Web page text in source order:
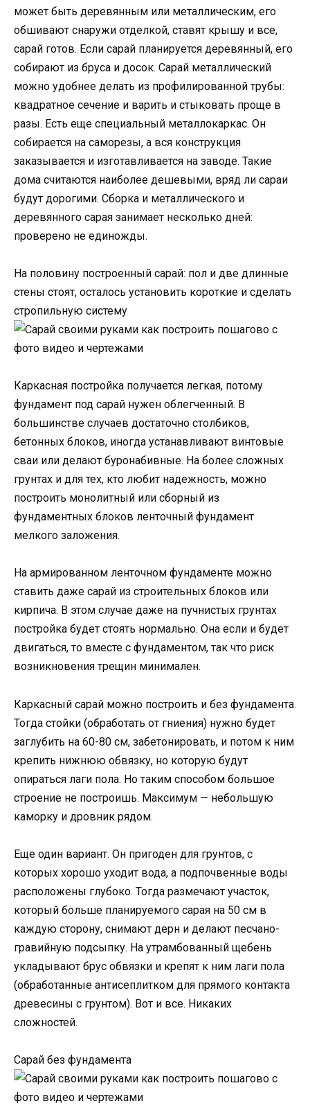
может быть деревянным или металлическим, его
обшивают снаружи отделкой, ставят крышу и все,
сарай готов. Если сарай планируется деревянный, его
собирают из бруса и досок. Сарай металлический
можно удобнее делать из профилированной трубы:
квадратное сечение и варить и стыковать проще в
разы. Есть еще специальный металлокаркас. Он
собирается на саморезы, а вся конструкция
заказывается и изготавливается на заводе. Такие
дома считаются наиболее дешевыми, вряд ли сараи
будут дорогими. Сборка и металлического и
деревянного сарая занимает несколько дней:
проверено не единожды.
На половину построенный сарай: пол и две длинные
стены стоят, осталось установить короткие и сделать
стропильную систему
Каркасная постройка получается легкая, потому
фундамент под сарай нужен облегченный. В
большинстве случаев достаточно столбиков,
бетонных блоков, иногда устанавливают винтовые
сваи или делают буронабивные. На более сложных
грунтах и для тех, кто любит надежность, можно
построить монолитный или сборный из
фундаментных блоков ленточный фундамент
мелкого заложения.
На армированном ленточном фундаменте можно
ставить даже сарай из строительных блоков или
кирпича. В этом случае даже на пучнистых грунтах
постройка будет стоять нормально. Она если и будет
двигаться, то вместе с фундаментом, так что риск
возникновения трещин минимален.
Каркасный сарай можно построить и без фундамента.
Тогда стойки (обработать от гниения) нужно будет
заглубить на 60-80 см, забетонировать, и потом к ним
крепить нижнюю обвязку, но которую будут
опираться лаги пола. Но таким способом большое
строение не построишь. Максимум — небольшую
каморку и дровник рядом.
Еще один вариант. Он пригоден для грунтов, с
которых хорошо уходит вода, а подпочвенные воды
расположены глубоко. Тогда размечают участок,
который больше планируемого сарая на 50 см в
каждую сторону, снимают дерн и делают песчано-
гравийную подсыпку. На утрамбованный щебень
укладывают брус обвязки и крепят к ним лаги пола
(обработанные антисеплитком для прямого контакта
древесины с грунтом). Вот и все. Никаких
сложностей.
Сарай без фундамента